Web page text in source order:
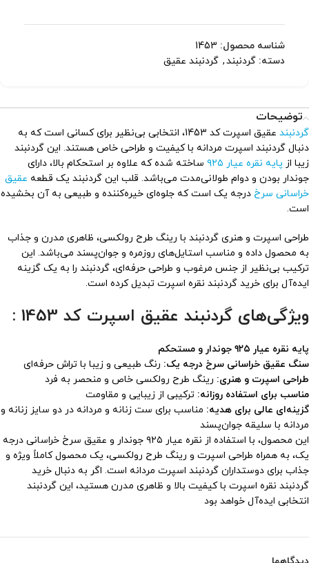
شناسه محصول: 1453
دسته: گردنبند, گردنبند عقیق
توضیحات
گردنبند
عقیق اسپرت کد 1453، انتخابی بی‌نظیر برای کسانی است که به
دنبال گردنبند اسپرت مردانه با کیفیت و طراحی خاص هستند. این گردنبند
زیبا از پایه نقره عیار ۹۲۵
ساخته شده که علاوه بر استحکام بالا، دارای
جوندار بودن و دوام طولانی‌مدت می‌باشد. قلب این گردنبند یک قطعه عقیق
خراسانی سرخ درجه یک است که جلوه‌ای خیره‌کننده و طبیعی به آن بخشیده
است.
طراحی اسپرت و هنری گردنبند با رینگ طرح رولکسی، ظاهری مدرن و جذاب
به محصول داده و مناسب استایل‌های روزمره و جوان‌پسند می‌باشد. این
ترکیب بی‌نظیر از جنس مرغوب و طراحی حرفه‌ای، گردنبند را به یک گزینه
ایده‌آل برای خرید گردنبند نقره اسپرت تبدیل کرده است.
ویژگی‌های گردنبند عقیق اسپرت کد 1453 :
پایه نقره عیار ۹۲۵ جوندار و مستحکم
سنگ عقیق خراسانی سرخ درجه یک: رنگ طبیعی و زیبا با تراش حرفه‌ای
طراحی اسپرت و هنری: رینگ طرح رولکسی خاص و منحصر به فرد
مناسب برای استفاده روزانه: ترکیبی از زیبایی و مقاومت
گزینه‌ای عالی برای هدیه: مناسب برای ست زنانه و مردانه در دو سایز زنانه و
مردانه با سلیقه جوان‌پسند
این محصول، با استفاده از نقره عیار ۹۲۵ جوندار و عقیق سرخ خراسانی درجه
یک، به همراه طراحی اسپرت و رینگ طرح رولکسی، یک محصول کاملاً ویژه و
جذاب برای دوستداران گردنبند اسپرت مردانه است. اگر به دنبال خرید
گردنبند نقره اسپرت با کیفیت بالا و ظاهری مدرن هستید، این گردنبند
انتخابی ایده‌آل خواهد بود